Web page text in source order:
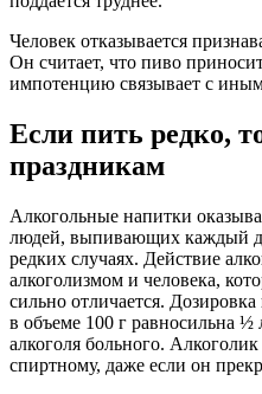
Человек отказывается
Он считает, что пиво
импотенцию связывает с
Если пить редко,
праздникам
Алкогольные напитки
людей, выпивающих каждый
редких случаях. Действие
алкоголизмом и человека,
сильно отличается.
в объеме 100 г равносильна ½
алкоголя больного.
спиртному, даже если он